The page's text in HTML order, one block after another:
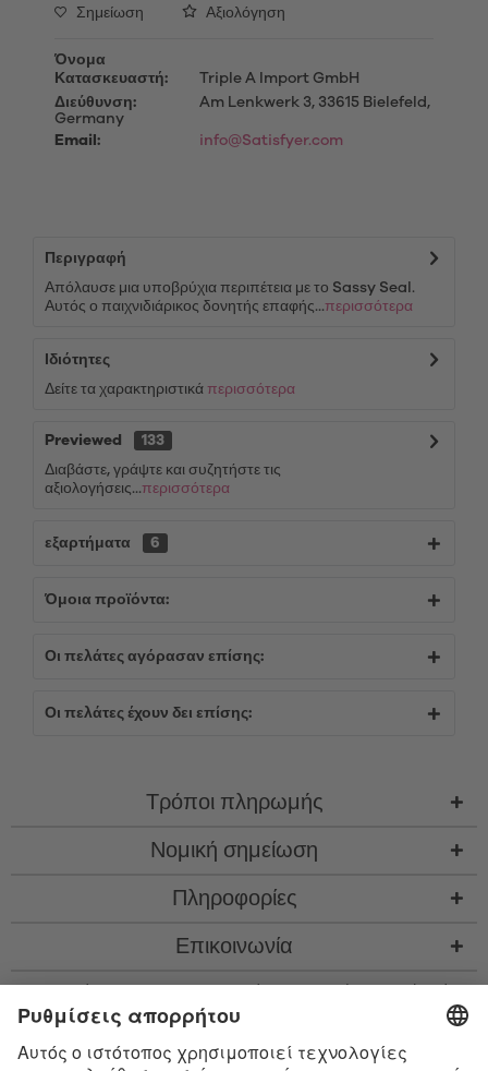
Σημείωση Αξιολόγηση
Όνομα
Κατασκευαστή:
Triple A Import GmbH
Διεύθυνση:
Am Lenkwerk 3, 33615 Bielefeld,
Germany
Email:
info@Satisfyer.com
Περιγραφή
Απόλαυσε μια υποβρύχια περιπέτεια με το Sassy Seal.
Αυτός ο παιχνιδιάρικος δονητής επαφής...περισσότερα
Ιδιότητες
Δείτε τα χαρακτηριστικά περισσότερα
Previewed
133
Διαβάστε, γράψτε και συζητήστε τις
αξιολογήσεις...περισσότερα
εξαρτήματα 6
Όμοια προϊόντα:
Οι πελάτες αγόρασαν επίσης:
Οι πελάτες έχουν δει επίσης:
Τρόποι πληρωμής
Νομική σημείωση
Πληροφορίες
Επικοινωνία
παραλαβής, αν δεν περιγράφεται κάτι διαφορετικό